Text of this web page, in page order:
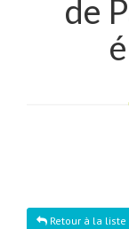
de
Retour à la liste